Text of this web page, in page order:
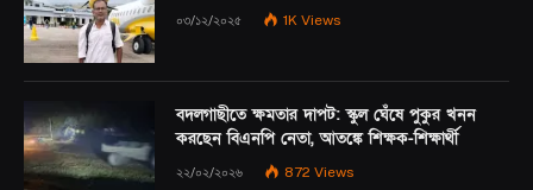
০৩/১২/২০২৫ 1K Views
বদলগাছীতে ক্ষমতার দাপট: স্কুল ঘেঁষে পুকুর খনন
করছেন বিএনপি নেতা, আতঙ্কে শিক্ষক-শিক্ষার্থী
২২/০২/২০২৬ 872 Views